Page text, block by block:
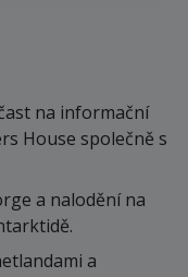
na informační
House společně s
a nalodění na
a